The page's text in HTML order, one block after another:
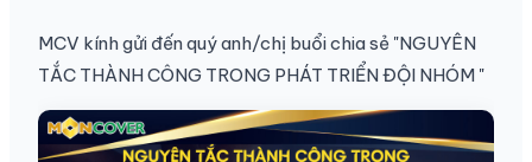
MCV kính gửi đến quý anh/chị buổi chia sẻ "NGUYÊN
TẮC THÀNH CÔNG TRONG PHÁT TRIỂN ĐỘI NHÓM "